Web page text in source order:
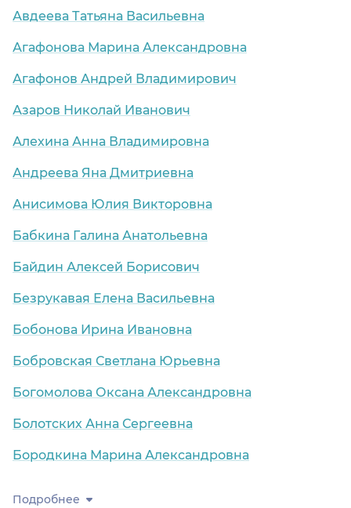
Авдеева Татьяна Васильевна
Агафонова Марина Александровна
Агафонов Андрей Владимирович
Азаров Николай Иванович
Алехина Анна Владимировна
Андреева Яна Дмитриевна
Анисимова Юлия Викторовна
Бабкина Галина Анатольевна
Байдин Алексей Борисович
Безрукавая Елена Васильевна
Бобонова Ирина Ивановна
Бобровская Светлана Юрьевна
Богомолова Оксана Александровна
Болотских Анна Сергеевна
Бородкина Марина Александровна
Подробнее